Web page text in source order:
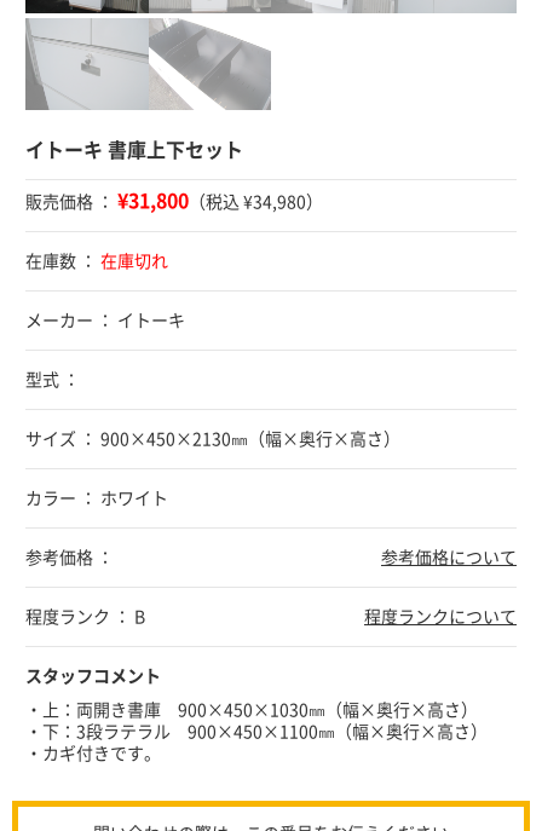
イトーキ 書庫上下セット
販売価格 ： ¥31,800 （税込 ¥34,980）
在庫数 ： 在庫切れ
メーカー ： イトーキ
型式 ：
サイズ ： 900×450×2130㎜（幅×奥行×高さ）
カラー ： ホワイト
参考価格 ： 参考価格について
程度ランク ： B 程度ランクについて
スタッフコメント
・上：両開き書庫 900×450×1030㎜（幅×奥行×高さ）
・下：3段ラテラル 900×450×1100㎜（幅×奥行×高さ）
・カギ付きです。